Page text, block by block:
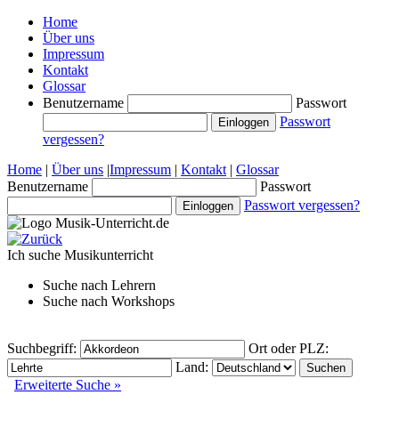
Home
Über uns
Impressum
Kontakt
Glossar
Benutzername
Passwort
Passwort
vergessen?
Home | Über uns |Impressum | Kontakt | Glossar
Benutzername
Passwort
Passwort vergessen?
Ich suche Musikunterricht
Suche nach Lehrern
Suche nach Workshops
Suchbegriff:
Ort oder PLZ:
Land:
Erweiterte Suche »